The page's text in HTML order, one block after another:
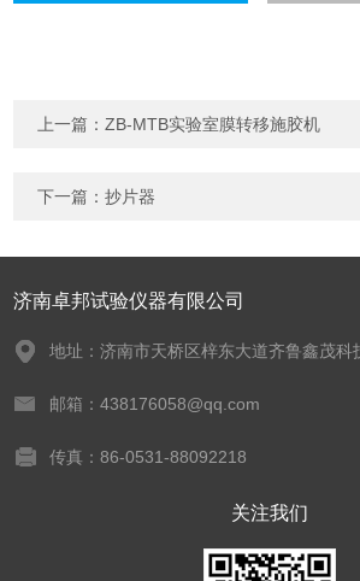
上一篇：ZB-MTB实验室膜转移施胶机
下一篇：抄片器
济南卓邦试验仪器有限公司
地址：济南市天桥区梓东大道齐鲁鑫茂科
邮箱：438176058@qq.com
传真：86-0531-88092218
关注我们